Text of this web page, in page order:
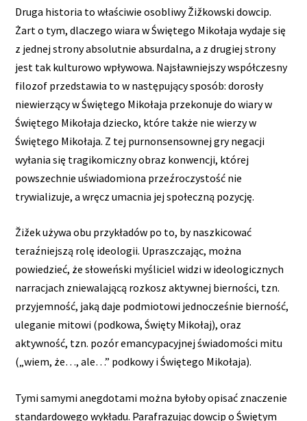
Druga historia to właściwie osobliwy Žižkowski dowcip.
Żart o tym, dlaczego wiara w Świętego Mikołaja wydaje się
z jednej strony absolutnie absurdalna, a z drugiej strony
jest tak kulturowo wpływowa. Najsławniejszy współczesny
filozof przedstawia to w następujący sposób: dorosły
niewierzący w Świętego Mikołaja przekonuje do wiary w
Świętego Mikołaja dziecko, które także nie wierzy w
Świętego Mikołaja. Z tej purnonsensownej gry negacji
wyłania się tragikomiczny obraz konwencji, której
powszechnie uświadomiona przeźroczystość nie
trywializuje, a wręcz umacnia jej społeczną pozycję.
Žižek używa obu przykładów po to, by naszkicować
teraźniejszą rolę ideologii. Upraszczając, można
powiedzieć, że słoweński myśliciel widzi w ideologicznych
narracjach zniewalającą rozkosz aktywnej bierności, tzn.
przyjemność, jaką daje podmiotowi jednocześnie bierność,
uleganie mitowi (podkowa, Święty Mikołaj), oraz
aktywność, tzn. pozór emancypacyjnej świadomości mitu
(„wiem, że…, ale…” podkowy i Świętego Mikołaja).
Tymi samymi anegdotami można byłoby opisać znaczenie
standardowego wykładu. Parafrazując dowcip o Świętym